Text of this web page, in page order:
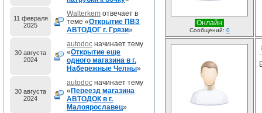
11 февраля
2025
Walterkem отвечает в
теме «Открытие ПВЗ
АВТОДОГ г. Грязи»
30 августа
2024
autodoc начинает тему
«Открытие еще
одного магазина в г.
Набережные Челны»
30 августа
2024
autodoc начинает тему
« Переезд магазина
АВТОДОК в г.
Малоярославец»
Онлайн
Сообщений: 0